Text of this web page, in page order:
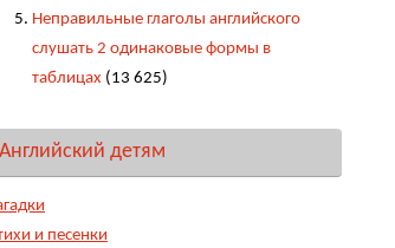
Неправильные глаголы английского
слушать 2 одинаковые формы в
таблицах (13 625)
Английский детям
и песенки